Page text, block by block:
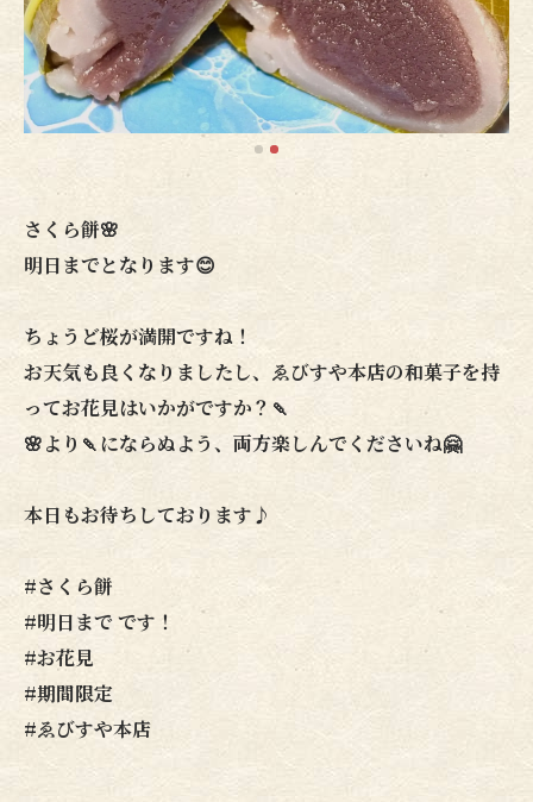
さくら餅🌸
明日までとなります😊
ちょうど桜が満開ですね！
お天気も良くなりましたし、ゑびすや本店の和菓子を持
ってお花見はいかがですか？🍡
🌸より🍡にならぬよう、両方楽しんでくださいね🤗
本日もお待ちしております♪
#さくら餅
#明日まで です！
#お花見
#期間限定
#ゑびすや本店